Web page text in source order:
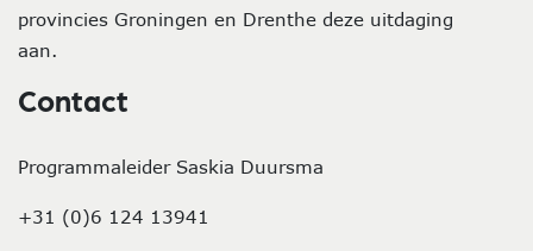
provincies Groningen en Drenthe deze uitdaging
aan.
Contact
Programmaleider Saskia Duursma
+31 (0)6 124 13941